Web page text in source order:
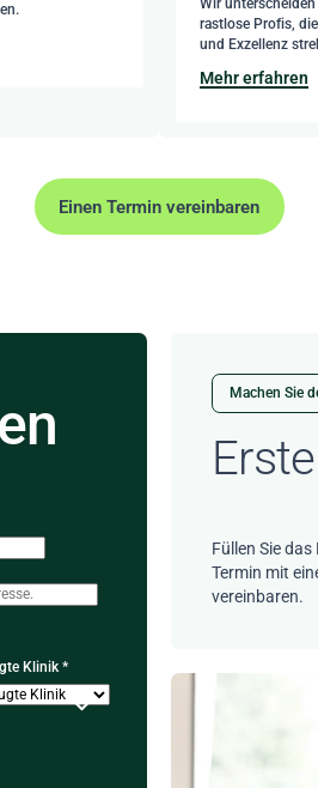
rastlose Profis,
und Exzellenz
Mehr erfahren
Einen Termin vereinbaren
Klinik *
Machen Sie
Füllen Sie
Termin mit
vereinbaren.